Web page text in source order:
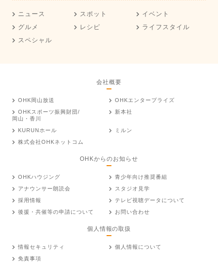
ニュース スポット
イベント
グルメ
レシピ
ライフスタイル
スペシャル
会社概要
OHK岡山放送
OHKエンタープライズ
OHKスポーツ振興財団/
岡山・香川
新本社
KURUNホール
ミルン
株式会社OHKネットコム
OHKからのお知らせ
OHKハウジング
青少年向け推奨番組
アナウンサー朗読会
スタジオ見学
採用情報
テレビ視聴データについて
後援・共催等の申請について
お問い合わせ
個人情報の取扱
情報セキュリティ
個人情報について
免責事項